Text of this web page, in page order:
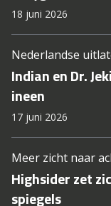
18 juni 2026
Nederlandse
Indian en Dr.
ineen
17 juni 2026
Meer zicht naar
Highsider zet
spiegels